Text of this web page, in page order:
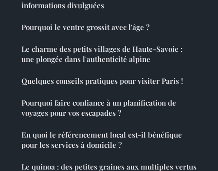
informations divulguées
Pourquoi le ventre grossit avec l'âge ?
Le charme des petits villages de Haute-Savoie :
une plongée dans l'authenticité alpine
Quelques conseils pratiques pour visiter Paris !
Pourquoi faire confiance à un planification de
voyages pour vos escapades ?
En quoi le référencement local est-il bénéfique
pour les services à domicile ?
Le quinoa : des petites graines aux multiples vertus